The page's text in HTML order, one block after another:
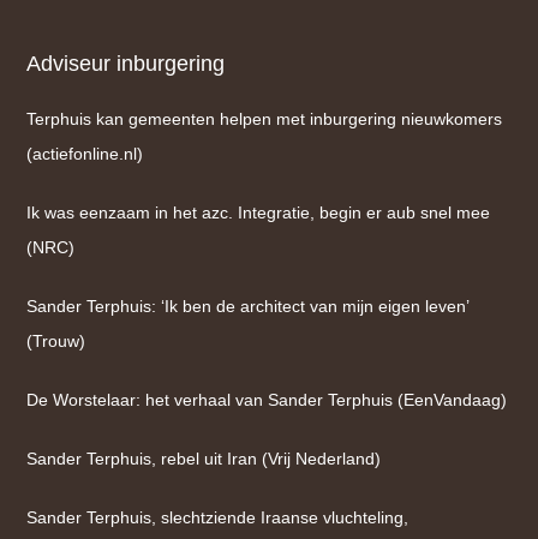
Adviseur inburgering
Terphuis kan gemeenten helpen met inburgering nieuwkomers
(actiefonline.nl)
Ik was eenzaam in het azc. Integratie, begin er aub snel mee
(NRC)
Sander Terphuis: ‘Ik ben de architect van mijn eigen leven’
(Trouw)
De Worstelaar: het verhaal van Sander Terphuis (EenVandaag)
Sander Terphuis, rebel uit Iran (Vrij Nederland)
Sander Terphuis, slechtziende Iraanse vluchteling,